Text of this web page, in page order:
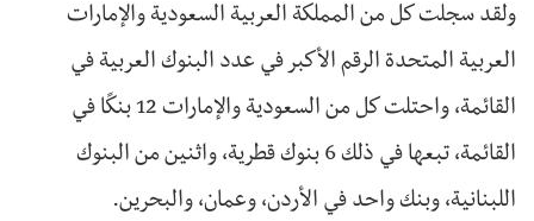
ولقد سجلت كل من المملكة العربية السعودية والإمارات
العربية المتحدة الرقم الأكبر في عدد البنوك العربية في
القائمة، واحتلت كل من السعودية والإمارات 12 بنكًا في
القائمة، تبعها في ذلك 6 بنوك قطرية، واثنين من البنوك
اللبنانية، وبنك واحد في الأردن، وعمان، والبحرين.